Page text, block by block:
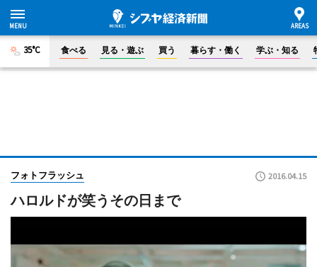
35°C 食べる 見る・遊ぶ 買う 暮らす・働く 学ぶ・知る
フォトフラッシュ 2016.04.15
ハロルドが笑うその日まで